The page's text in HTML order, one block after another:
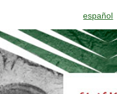
español